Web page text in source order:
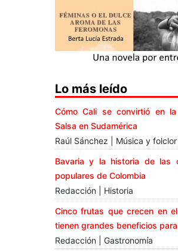
Lo más leído
Cómo Cali se convirtió en
Salsa en Sudamérica
Raúl Sánchez | Música y folclor
Bavaria y la historia de las
populares de Colombia
Redacción | Historia
Cinco frutas que crecen en
tienen grandes beneficios
Redacción | Gastronomía